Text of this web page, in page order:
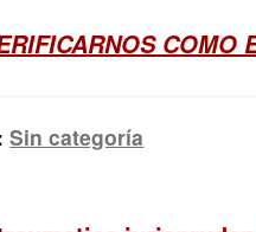
COMO
Sin categoría